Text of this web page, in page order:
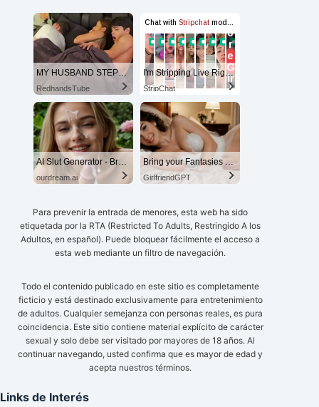
MY HUSBAND STEPSON MISTAKENLY GIVES ME IN THE ASS
RedhandsTube
I'm Stripping Live Right Now
StripChat
AI Slut Generator - Bring your Fantasies to life 🔥
ourdream.ai
Bring your Fantasies to life
GirlfriendGPT
Para prevenir la entrada de menores, esta web ha sido
etiquetada por la RTA (Restricted To Adults, Restringido A los
Adultos, en español). Puede bloquear fácilmente el acceso a
esta web mediante un filtro de navegación.
Todo el contenido publicado en este sitio es completamente
ficticio y está destinado exclusivamente para entretenimiento
de adultos. Cualquier semejanza con personas reales, es pura
coincidencia. Este sitio contiene material explícito de carácter
sexual y solo debe ser visitado por mayores de 18 años. Al
continuar navegando, usted confirma que es mayor de edad y
acepta nuestros términos.
Links de Interés